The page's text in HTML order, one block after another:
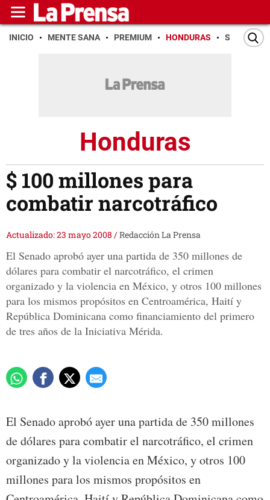
INICIO MENTE SANA PREMIUM HONDURAS SAN PEDRO
Honduras
$ 100 millones para
combatir narcotráfico
Actualizado: 23 mayo 2008 /Redacción La Prensa
El Senado aprobó ayer una partida de 350 millones de
dólares para combatir el narcotráfico, el crimen
organizado y la violencia en México, y otros 100 millones
para los mismos propósitos en Centroamérica, Haití y
República Dominicana como financiamiento del primero
de tres años de la Iniciativa Mérida.
El Senado aprobó ayer una partida de 350 millones
de dólares para combatir el narcotráfico, el crimen
organizado y la violencia en México, y otros 100
millones para los mismos propósitos en